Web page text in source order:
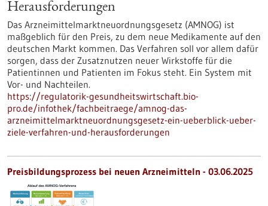
Herausforderungen
Das Arzneimittelmarktneuordnungsgesetz (AMNOG) ist
maßgeblich für den Preis, zu dem neue Medikamente auf den
deutschen Markt kommen. Das Verfahren soll vor allem dafür
sorgen, dass der Zusatznutzen neuer Wirkstoffe für die
Patientinnen und Patienten im Fokus steht. Ein System mit
Vor- und Nachteilen.
https://regulatorik-gesundheitswirtschaft.bio-
pro.de/infothek/fachbeitraege/amnog-das-
arzneimittelmarktneuordnungsgesetz-ein-ueberblick-ueber-
ziele-verfahren-und-herausforderungen
Preisbildungsprozess bei neuen Arzneimitteln - 03.06.2025